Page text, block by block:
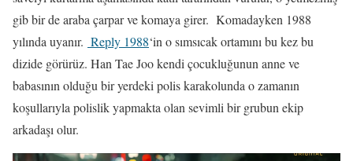
gib bir de araba çarpar ve komaya girer. Komadayken 1988
yılında uyanır. Reply 1988‘in o sımsıcak ortamını bu kez bu
dizide görürüz. Han Tae Joo kendi çocukluğunun anne ve
babasının olduğu bir yerdeki polis karakolunda o zamanın
koşullarıyla polislik yapmakta olan sevimli bir grubun ekip
arkadaşı olur.